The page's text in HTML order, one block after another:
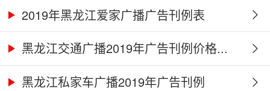
2019年黑龙江爱家广播广告刊例表
黑龙江交通广播2019年广告刊例价格...
黑龙江私家车广播2019年广告刊例